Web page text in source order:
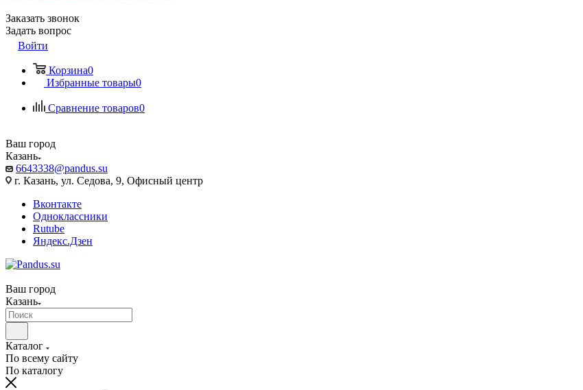
Заказать звонок
Задать вопрос
Войти
Корзина0
Избранные товары0
Сравнение товаров0
Ваш город
Казань
6643338@pandus.su
г. Казань, ул. Седова, 9, Офисный центр
Вконтакте
Одноклассники
Rutube
Яндекс.Дзен
Ваш город
Казань
Каталог
По всему сайту
По каталогу